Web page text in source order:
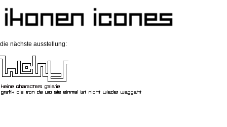
die nächste ausstellung: